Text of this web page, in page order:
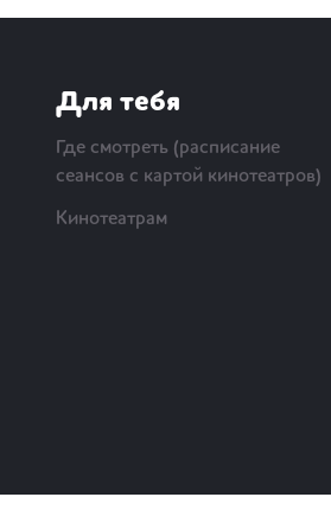
Для тебя
Где смотреть (расписание
сеансов с картой кинотеатров)
Кинотеатрам